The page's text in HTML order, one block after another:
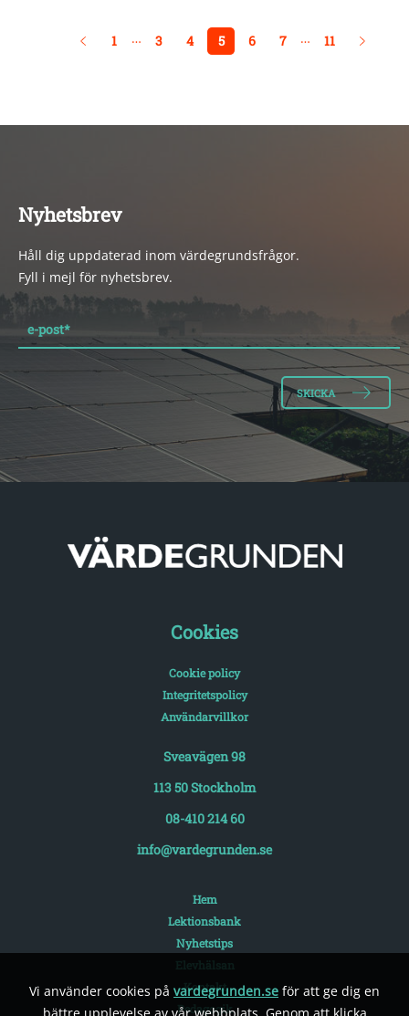
Vi använder cookies på vardegrunden.se för att ge dig en
1 … 3 4 5 6 7 … 11
Nyhetsbrev
Håll dig uppdaterad inom värdegrundsfrågor.
Fyll i mejl för nyhetsbrev.
e-post*
Cookies
Cookie policy
Integritetspolicy
Användarvillkor
Sveavägen 98
113 50 Stockholm
08-410 214 60
info@vardegrunden.se
Hem
Lektionsbank
Nyhetstips
Kontakt
Pedagogik